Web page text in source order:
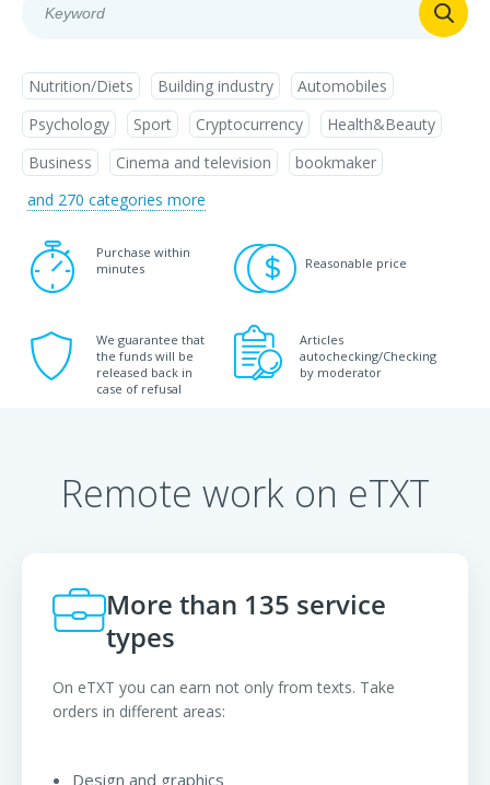
Nutrition/Diets Building industry
Automobiles
Psychology
Sport Cryptocurrency
Health&Beauty
Business
Cinema and television
bookmaker
and 270 categories more
Purchase within
minutes
Reasonable price
We guarantee that
the funds will be
released back in
case of refusal
Articles
autochecking/Checking
by moderator
Remote work on eTXT
More than 135 service
types
On eTXT you can earn not only from texts. Take
orders in different areas:
Design and graphics